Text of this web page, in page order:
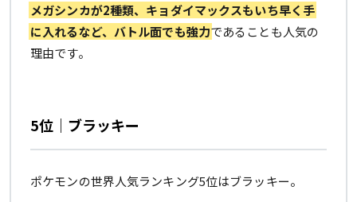
メガシンカが2種類、キョダイマックスもいち早く手
に入れるなど、バトル面でも強力であることも人気の
理由です。
5位｜ブラッキー
ポケモンの世界人気ランキング5位はブラッキー。